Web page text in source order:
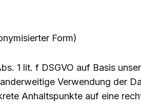
Form)
1 lit. f DSGVO auf Basis
Verwendung der
Anhaltspunkte auf eine